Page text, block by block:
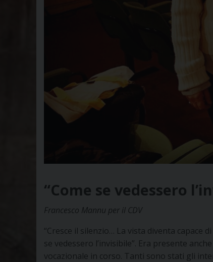
“Come se vedessero
Francesco Mannu per il CDV
“Cresce il silenzio… La vista diventa capace
se vedessero l’invisibile”. Era presente
vocazionale in corso. Tanti sono stati gli